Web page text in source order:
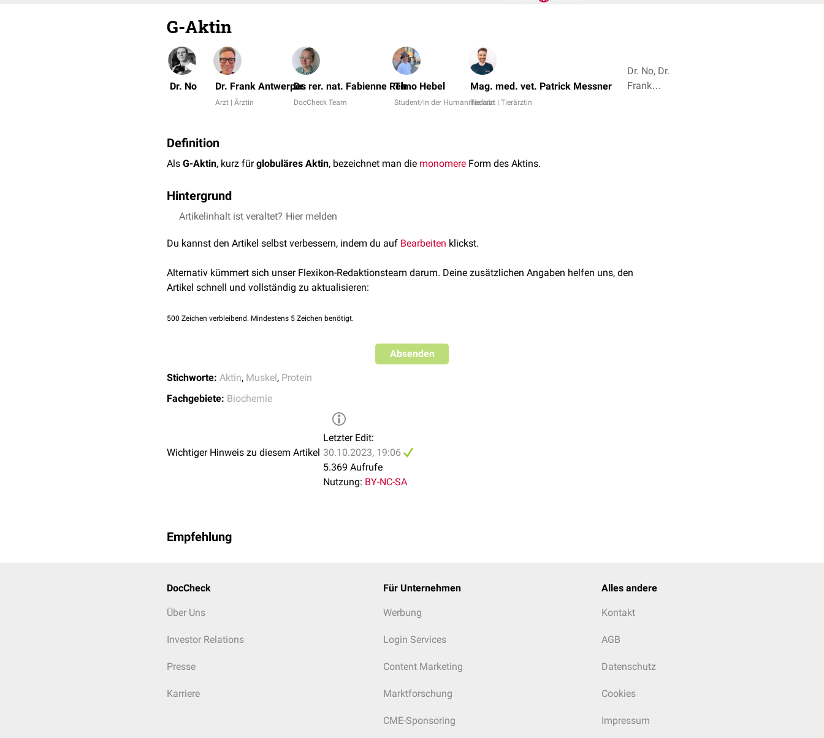
G-Aktin
Dr. No Dr. Frank Antwerpes
Arzt | Ärztin
Dr. rer. nat. Fabienne Reh
DocCheck Team
Timo Hebel
Student/in der Humanmedizin
Mag. med. vet. Patrick Messner
Tierarzt | Tierärztin
Dr. No, Dr.
Frank
Definition
Als G-Aktin, kurz fürglobuläres Aktin, bezeichnet man die monomere Form des Aktins.
Hintergrund
G-Aktine werden unterATP-Verbrauch zum
kann. Er spielt eine wichtige Rolle bei derZellmorpholgie, -teilungund -beweglichkeit
Artikelinhalt ist veraltet? Hier melden
Du kannst den Artikel selbst verbessern, indem du auf Bearbeiten klickst.
Alternativ kümmert sich unser Flexikon-Redaktionsteam darum. Deine zusätzlichen Angaben helfen uns, den
Artikel schnell und vollständig zu aktualisieren:
500 Zeichen verbleibend. Mindestens 5 Zeichen benötigt.
Absenden
Stichworte: Aktin, Muskel, Protein
Fachgebiete: Biochemie
Wichtiger Hinweis zu diesem Artikel
Letzter Edit:
30.10.2023, 19:06
5.369 Aufrufe
Nutzung: BY-NC-SA
Empfehlung
DocCheck
Über Uns
Investor Relations
Presse
Karriere
Für Unternehmen
Werbung
Login Services
Content Marketing
Marktforschung
CME-Sponsoring
Alles andere
Kontakt
AGB
Datenschutz
Cookies
Impressum